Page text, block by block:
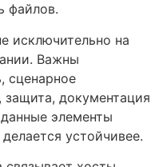
файлов.
исключительно на
Важны
сценарное
защита, документация
элементы
устойчивее.